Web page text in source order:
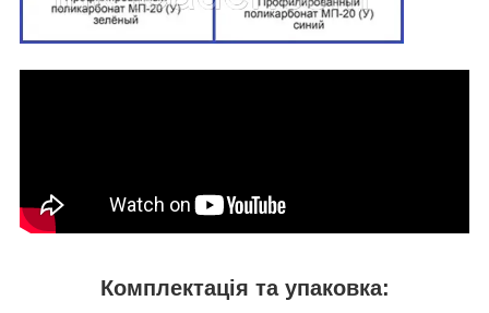
Комплектація та упаковка: